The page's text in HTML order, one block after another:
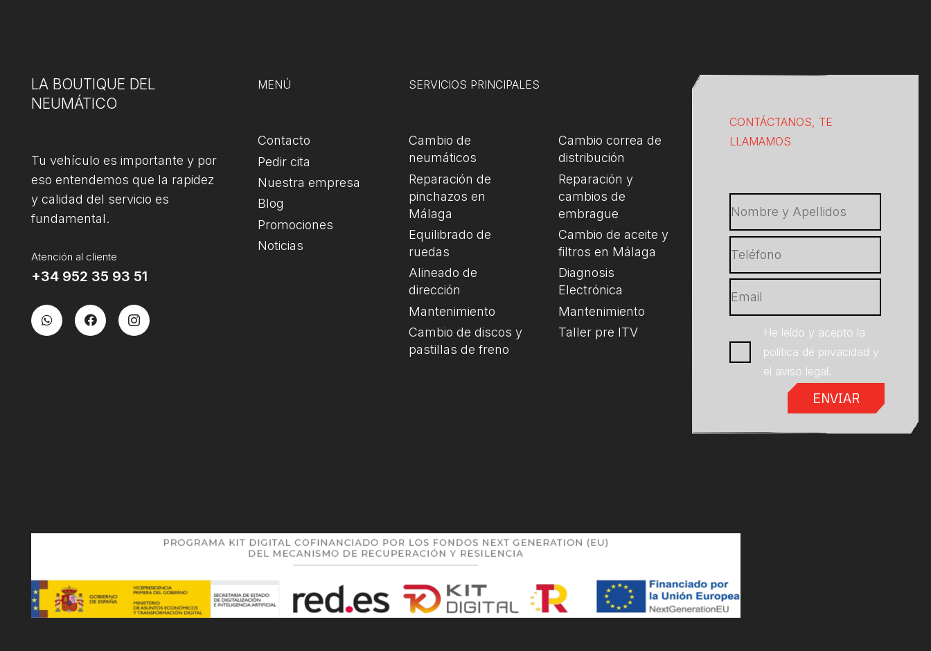
LA BOUTIQUE DEL
NEUMÁTICO
Tu vehículo es importante y por
eso entendemos que la rapidez
y calidad del servicio es
fundamental.
Atención al cliente
+34 952 35 93 51
MENÚ
Contacto
Pedir cita
Nuestra empresa
Blog
Promociones
Noticias
SERVICIOS PRINCIPALES
Cambio de
neumáticos
Reparación de
pinchazos en
Málaga
Equilibrado de
ruedas
Alineado de
dirección
Mantenimiento
Cambio de discos y
pastillas de freno
Cambio correa de
distribución
Reparación y
cambios de
embrague
Cambio de aceite y
filtros en Málaga
Diagnosis
Electrónica
Mantenimiento
Taller pre ITV
CONTÁCTANOS, TE
LLAMAMOS
He leído y acepto la
política de privacidad y
el aviso legal.